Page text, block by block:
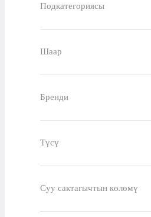
Подкатегориясы
Шаар
Бренди
Түсү
Суу сактагычтын көлөмү